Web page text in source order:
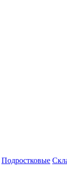
Подростковые